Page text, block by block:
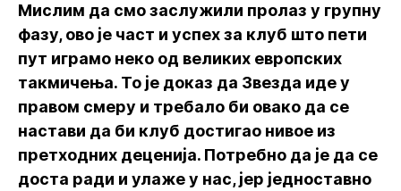
Мислим да смо заслужили пролаз у групну
фазу, ово је част и успех за клуб што пети
пут играмо неко од великих европских
такмичења. То је доказ да Звезда иде у
правом смеру и требало би овако да се
настави да би клуб достигао нивое из
претходних деценија. Потребно да је да се
доста ради и улаже у нас, јер једноставно